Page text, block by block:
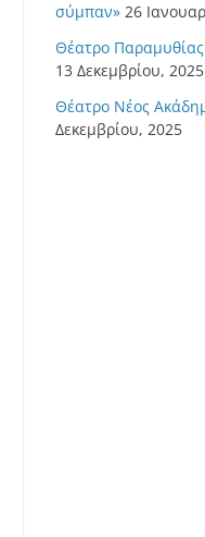
σύμπαν» 26
Θέατρο
13 Δεκεμβρίου, 2025
Θέατρο Νέος
Δεκεμβρίου, 2025